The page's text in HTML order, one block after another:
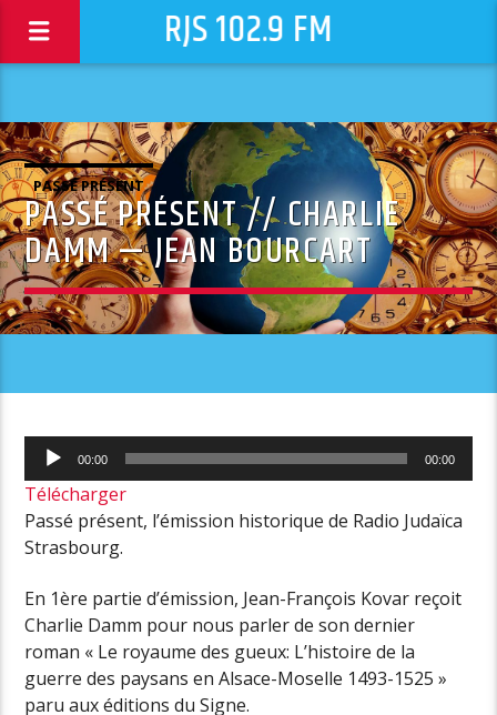
RJS 102.9 FM
PASSÉ PRÉSENT
PASSÉ PRÉSENT // CHARLIE
DAMM — JEAN BOURCART
Lecteur
audio
00:00 00:00
Télécharger
Passé présent, l’émission historique de Radio Judaïca
Strasbourg.
En 1ère partie d’émission, Jean-François Kovar reçoit
Charlie Damm pour nous parler de son dernier
roman « Le royaume des gueux: L’histoire de la
guerre des paysans en Alsace-Moselle 1493-1525 »
paru aux éditions du Signe.